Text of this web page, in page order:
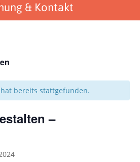
& Kontakt
bereits stattgefunden.
–